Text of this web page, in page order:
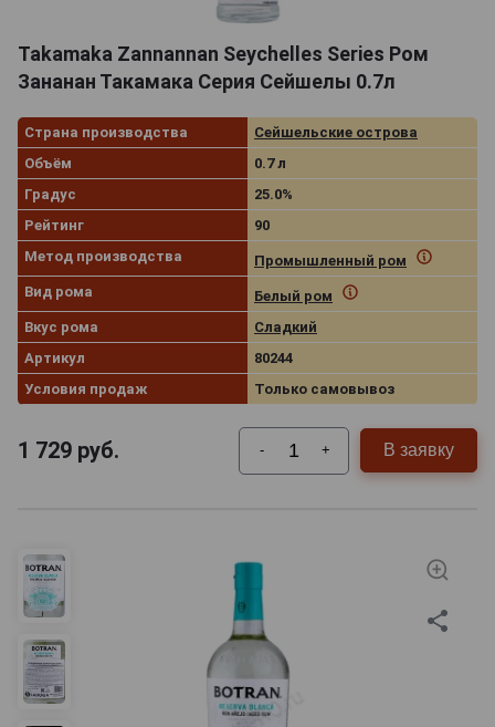
Takamaka Zannannan Seychelles Series Ром
Зананан Такамака Серия Сейшелы 0.7л
Страна производства
Сейшельские острова
Объём
0.7 л
Градус
25.0%
Рейтинг
90
Метод производства
Промышленный ром
Вид рома
Белый ром
Вкус рома
Сладкий
Артикул
80244
Условия продаж
Только самовывоз
1 729 руб. - + В заявку